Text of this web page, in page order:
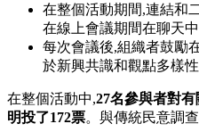
在整個活動期間,連結和
在線上會議期間在聊天中
每次會議後,組織者鼓勵
於新興共識和觀點多樣性
在整個活動中,27名參與者對
明投了172票。與傳統民意調